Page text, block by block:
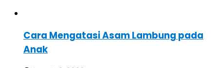
Cara Mengatasi Asam Lambung pada
Anak